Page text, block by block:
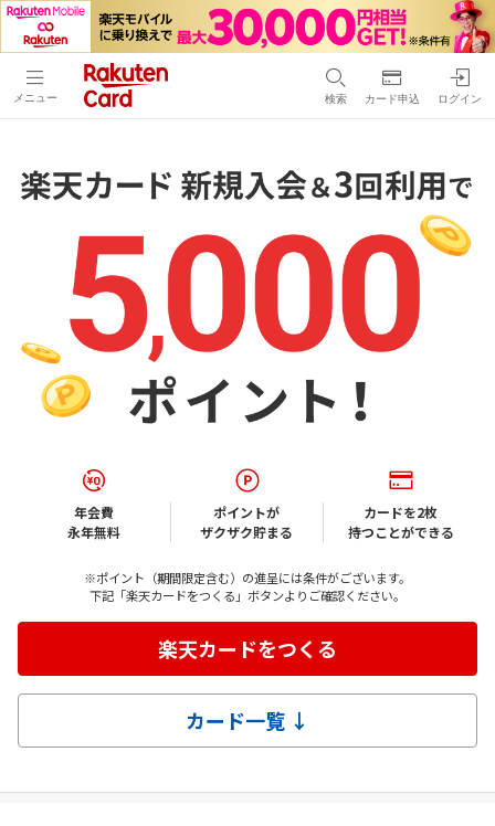
メニュー 検索 カード申込 ログイン
年会費
永年無料
ポイントが
ザクザク貯まる
カードを2枚
持つことができる
※ポイント（期間限定含む）の進呈には条件がございます。
下記「楽天カードをつくる」ボタンよりご確認ください。
楽天カードをつくる
カード一覧 ↓